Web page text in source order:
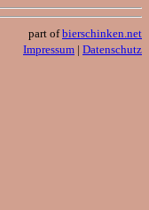
part ofbierschinken.net
Impressum | Datenschutz